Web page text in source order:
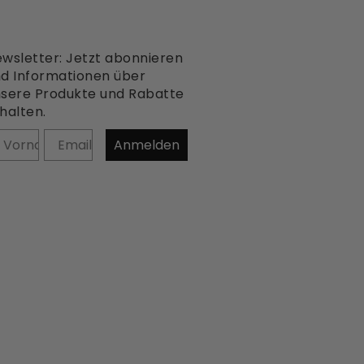
Jetzt abonnieren
Informationen über
Produkte und Rabatte
Anmelden